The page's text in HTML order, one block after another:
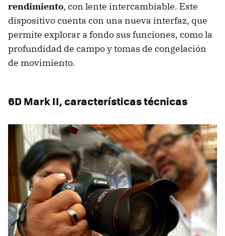
rendimiento, con lente intercambiable. Este
dispositivo cuenta con una nueva interfaz, que
permite explorar a fondo sus funciones, como la
profundidad de campo y tomas de congelación
de movimiento.
6D Mark II, características técnicas